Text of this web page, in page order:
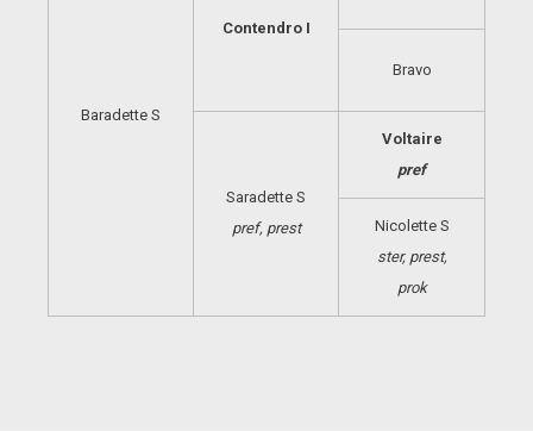
Baradette S
Contendro I
Bravo
Saradette S
pref, prest
Voltaire
pref
Nicolette S
ster, prest,
prok